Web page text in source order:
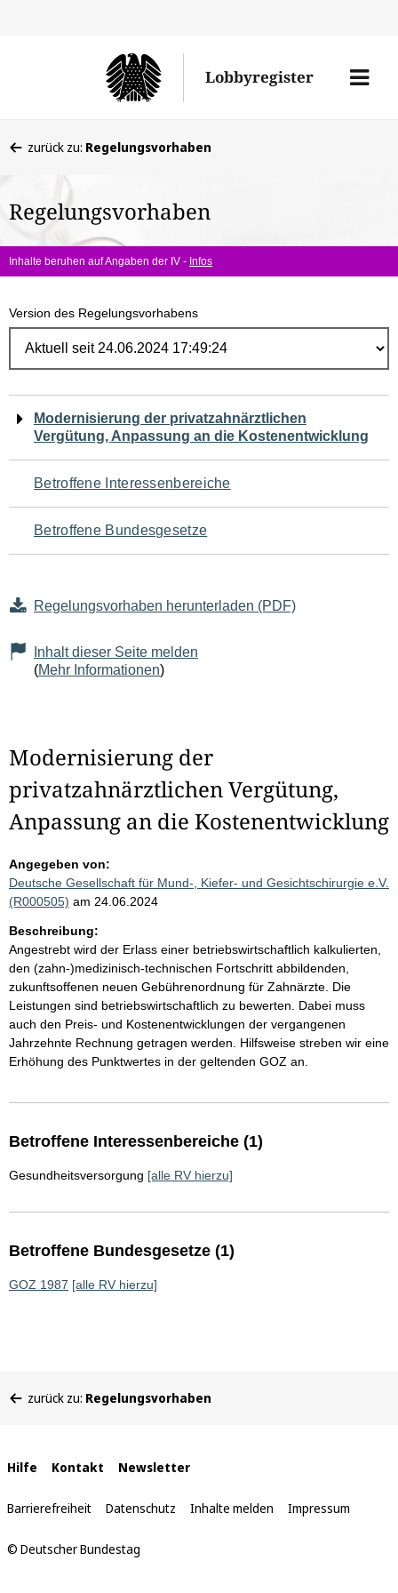
Lobbyregister
Menü
befinden
hier:
zurück zu: Regelungsvorhaben
Regelungsvorhaben
Inhalte beruhen auf Angaben der IV - Infos
Version des Regelungsvorhabens
Navigation
für
den
Seiteninhalt
Modernisierung der privatzahnärztlichen
Vergütung, Anpassung an die Kostenentwicklung
Betroffene Interessenbereiche
Betroffene Bundesgesetze
Regelungsvorhaben herunterladen (PDF)
Inhalt dieser Seite melden
(Mehr Informationen)
Modernisierung der
privatzahnärztlichen Vergütung,
Anpassung an die Kostenentwicklung
Angegeben von:
Deutsche Gesellschaft für Mund-, Kiefer- und Gesichtschirurgie e.V.
(R000505) am 24.06.2024
Beschreibung:
Angestrebt wird der Erlass einer betriebswirtschaftlich kalkulierten,
den (zahn-)medizinisch-technischen Fortschritt abbildenden,
zukunftsoffenen neuen Gebührenordnung für Zahnärzte. Die
Leistungen sind betriebswirtschaftlich zu bewerten. Dabei muss
auch den Preis- und Kostenentwicklungen der vergangenen
Jahrzehnte Rechnung getragen werden. Hilfsweise streben wir eine
Erhöhung des Punktwertes in der geltenden GOZ an.
Betroffene Interessenbereiche (1)
Gesundheitsversorgung [alle RV hierzu]
Betroffene Bundesgesetze (1)
GOZ 1987 [alle RV hierzu]
befinden
zurück zu: Regelungsvorhaben
Interne
Links
Hilfe Kontakt Newsletter
Barrierefreiheit Datenschutz Inhalte melden Impressum
© Deutscher Bundestag